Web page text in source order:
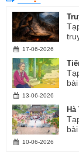
17-06-2026
13-06-2026
Hà
10-06-2026